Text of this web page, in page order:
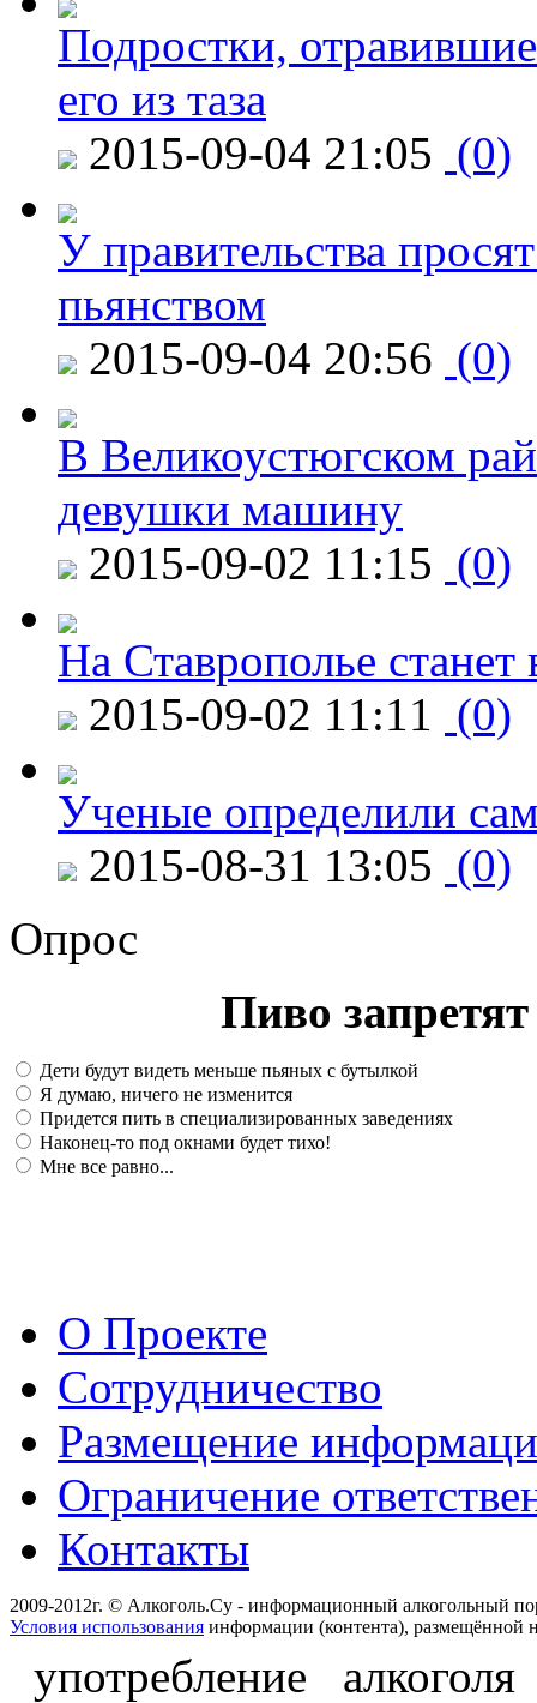
Подростки,
его из таза
2015-09-04 21:05 (0)
У правительства
пьянством
2015-09-04 20:56 (0)
В Великоустюгском
девушки машину
2015-09-02 11:15 (0)
На Ставрополье
2015-09-02 11:11 (0)
Ученые определили
2015-08-31 13:05 (0)
Опрос
Пиво
Дети будут видеть меньше пьяных с бутылкой
Я думаю, ничего не изменится
Придется пить в специализированных заведениях
Наконец-то под окнами будет тихо!
Мне все равно...
О Проекте
Сотрудничество
Размещение
Ограничение
Контакты
2009-2012г. © Алкоголь.Су - информационный алкогольный
Условия использования информации (контента), размещённой
употребление